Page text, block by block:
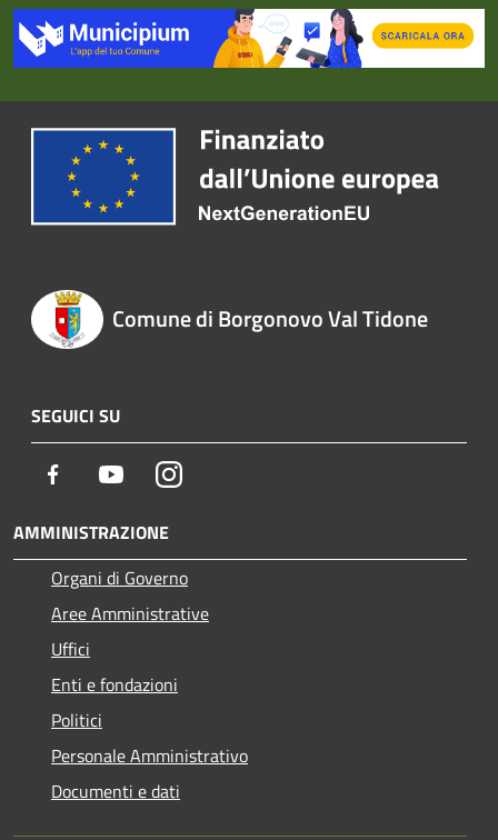
Comune di Borgonovo Val Tidone
SEGUICI SU
Facebook YoutubeInstagram
AMMINISTRAZIONE
Organi di Governo
Aree Amministrative
Uffici
Enti e fondazioni
Politici
Personale Amministrativo
Documenti e dati